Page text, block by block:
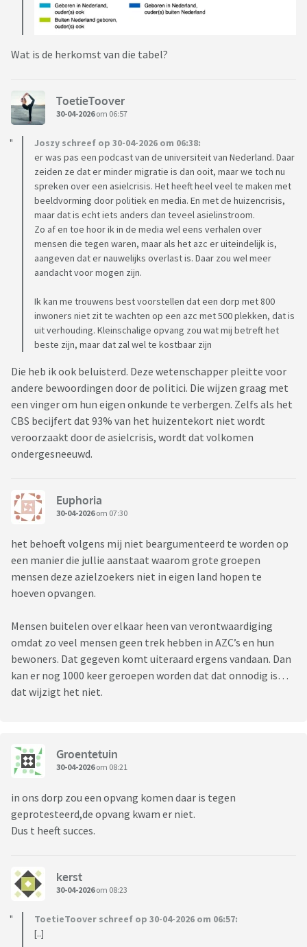
Wat is de herkomst van die tabel?
ToetieToover
30-04-2026om 06:57
Joszy schreef op 30-04-2026 om 06:38:
er was pas een podcast van de universiteit van Nederland. Daar
zeiden ze dat er minder migratie is dan ooit, maar we toch nu
spreken over een asielcrisis. Het heeft heel veel te maken met
beeldvorming door politiek en media. En met de huizencrisis,
maar dat is echt iets anders dan teveel asielinstroom.
Zo af en toe hoor ik in de media wel eens verhalen over
mensen die tegen waren, maar als het azc er uiteindelijk is,
aangeven dat er nauwelijks overlast is. Daar zou wel meer
aandacht voor mogen zijn.
Ik kan me trouwens best voorstellen dat een dorp met 800
inwoners niet zit te wachten op een azc met 500 plekken, dat is
uit verhouding. Kleinschalige opvang zou wat mij betreft het
beste zijn, maar dat zal wel te kostbaar zijn
Die heb ik ook beluisterd. Deze wetenschapper pleitte voor
andere bewoordingen door de politici. Die wijzen graag met
een vinger om hun eigen onkunde te verbergen. Zelfs als het
CBS becijfert dat 93% van het huizentekort niet wordt
veroorzaakt door de asielcrisis, wordt dat volkomen
ondergesneeuwd.
Euphoria
30-04-2026om 07:30
het behoeft volgens mij niet beargumenteerd te worden op
een manier die jullie aanstaat waarom grote groepen
mensen deze azielzoekers niet in eigen land hopen te
hoeven opvangen.
Mensen buitelen over elkaar heen van verontwaardiging
omdat zo veel mensen geen trek hebben in AZC’s en hun
bewoners. Dat gegeven komt uiteraard ergens vandaan. Dan
kan er nog 1000 keer geroepen worden dat dat onnodig is…
dat wijzigt het niet.
Groentetuin
30-04-2026om 08:21
in ons dorp zou een opvang komen daar is tegen
geprotesteerd,de opvang kwam er niet.
Dus t heeft succes.
kerst
30-04-2026om 08:23
ToetieToover schreef op 30-04-2026 om 06:57:
[..]